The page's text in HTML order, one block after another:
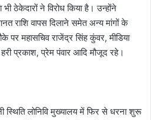
ठेकेदारों ने विरोध किया है। उन्होंने
राशि वापस दिलाने समेत अन्य मांगों के
पर महासचिव राजेंद्र सिंह कुंवर, मीडिया
प्रकाश, प्रेम पंवार आदि मौजूद रहे।
स्थिति लोनिवि मुख्यालय में फिर से धरना शुरू